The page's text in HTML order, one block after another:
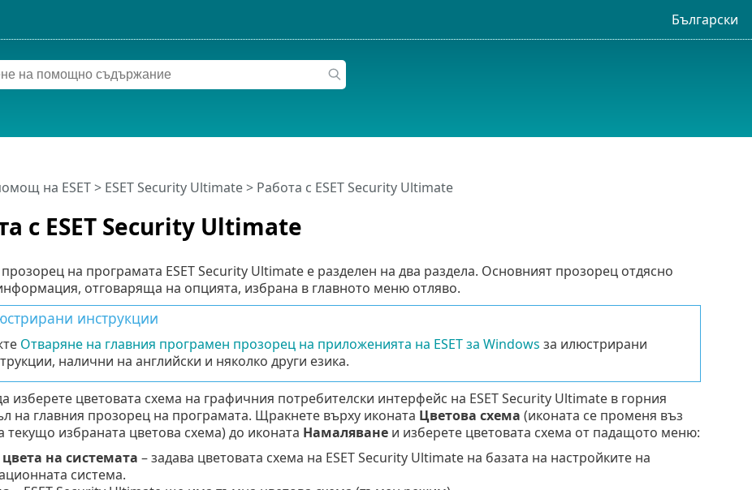
Български
с ESET Security Ultimate
на ESET> ESET Security Ultimate> Работа с ESET Security Ultimate
прозорец на програмата ESET Security Ultimate е разделен на два раздела. Основният прозорец отдясно
отговаряща на опцията, избрана в главното меню отляво.
инструкции
Отваряне на главния програмен прозорец на приложенията на ESET за Windows за илюстрирани
налични на английски и няколко други езика.
изберете цветовата схема на графичния потребителски интерфейс на ESET Security Ultimate в горния
на главния прозорец на програмата. Щракнете върху иконата Цветова схема (иконата се променя въз
текущо избраната цветова схема) до иконата Намаляванеи изберете цветовата схема от падащото меню:
на системата – задава цветовата схема на ESET Security Ultimate на базата на настройките на
система.